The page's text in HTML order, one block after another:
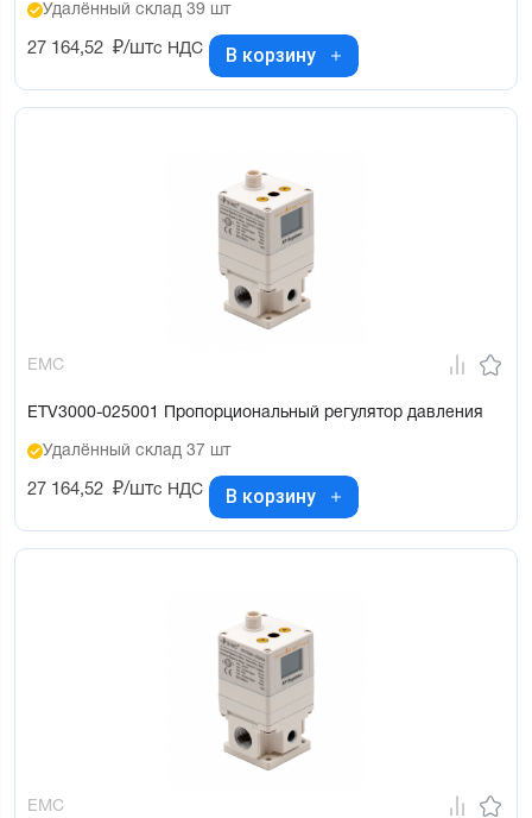
Удалённый склад 39 шт
27 164,52 ₽/штс НДС В корзину
EMC
ETV3000-025001 Пропорциональный регулятор давления
Удалённый склад 37 шт
27 164,52 ₽/штс НДС В корзину
EMC